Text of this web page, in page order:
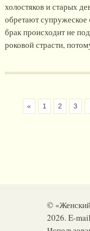
холостяков и старых
обретают супружеское
брак происходит не
роковой страсти,
« 1 2 3
©
2026. E-